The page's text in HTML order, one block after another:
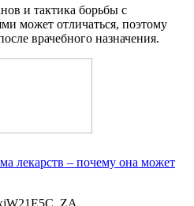
и тактика борьбы с
может отличаться, поэтому
врачебного назначения.
лекарств – почему она может